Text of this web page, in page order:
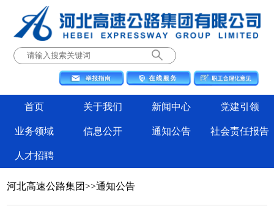
首页 关于我们 新闻中心 党建引领
业务领域 信息公开 通知公告 社会责任报告
人才招聘
河北高速公路集团>>通知公告